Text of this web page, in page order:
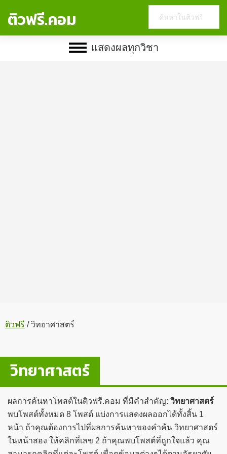
ติวฟรี.คอม
website
แสดงผลทุกวิชา
ติวฟรี /วิทยาศาสตร์
วิทยาศาสตร์
ผลการค้นหาโพสต์ในติวฟรี.คอม ที่มีคำสำคัญ: วิทยาศาสตร์
พบโพสต์ทั้งหมด 8 โพสต์ แบ่งการแสดงผลออกได้ทั้งสิ้น 1
หน้า ถ้าคุณต้องการไปที่ผลการค้นหาของคำค้น วิทยาศาสตร์
ในหน้าสอง ให้คลิกที่เลข 2 ถ้าคุณพบโพสต์ที่ถูกใจแล้ว คุณ